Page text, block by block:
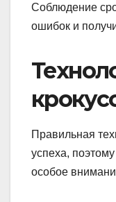
Соблюдение
ошибок и
Правильная
успеха,
особое